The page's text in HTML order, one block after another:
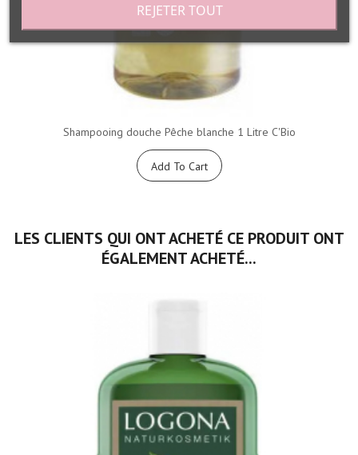
Shampooing douche Pêche blanche 1 Litre C'Bio
Add To Cart
LES CLIENTS QUI ONT ACHETÉ CE PRODUIT ONT
ÉGALEMENT ACHETÉ...
REJETER TOUT